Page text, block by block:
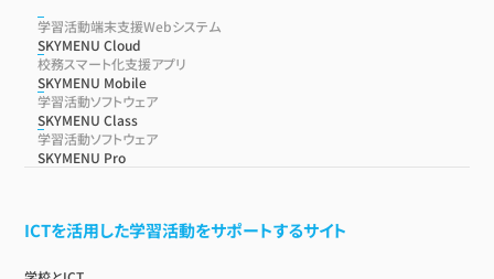
学習活動端末支援Webシステム
SKYMENU Cloud
校務スマート化支援アプリ
SKYMENU Mobile
学習活動ソフトウェア
SKYMENU Class
学習活動ソフトウェア
SKYMENU Pro
ICTを活用した学習活動をサポートするサイト